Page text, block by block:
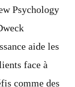
Psychology
aide les
face à
comme des